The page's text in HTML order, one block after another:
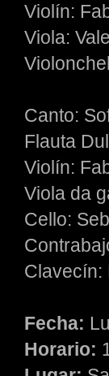
Violín:
Viola:
Canto:
Flauta
Violín:
Viola da
Cello:
Clavecín:
Fecha:
Horario: